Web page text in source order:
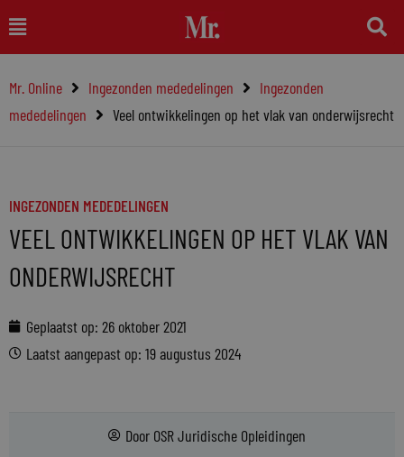
naar
inhoud
Main
Menu
Mr. Online Ingezonden mededelingen
Ingezonden
mededelingen
Veel ontwikkelingen op het vlak van onderwijsrecht
INGEZONDEN MEDEDELINGEN
VEEL ONTWIKKELINGEN OP HET VLAK VAN
ONDERWIJSRECHT
Geplaatst op: 26 oktober 2021
Laatst aangepast op: 19 augustus 2024
Door OSR Juridische Opleidingen